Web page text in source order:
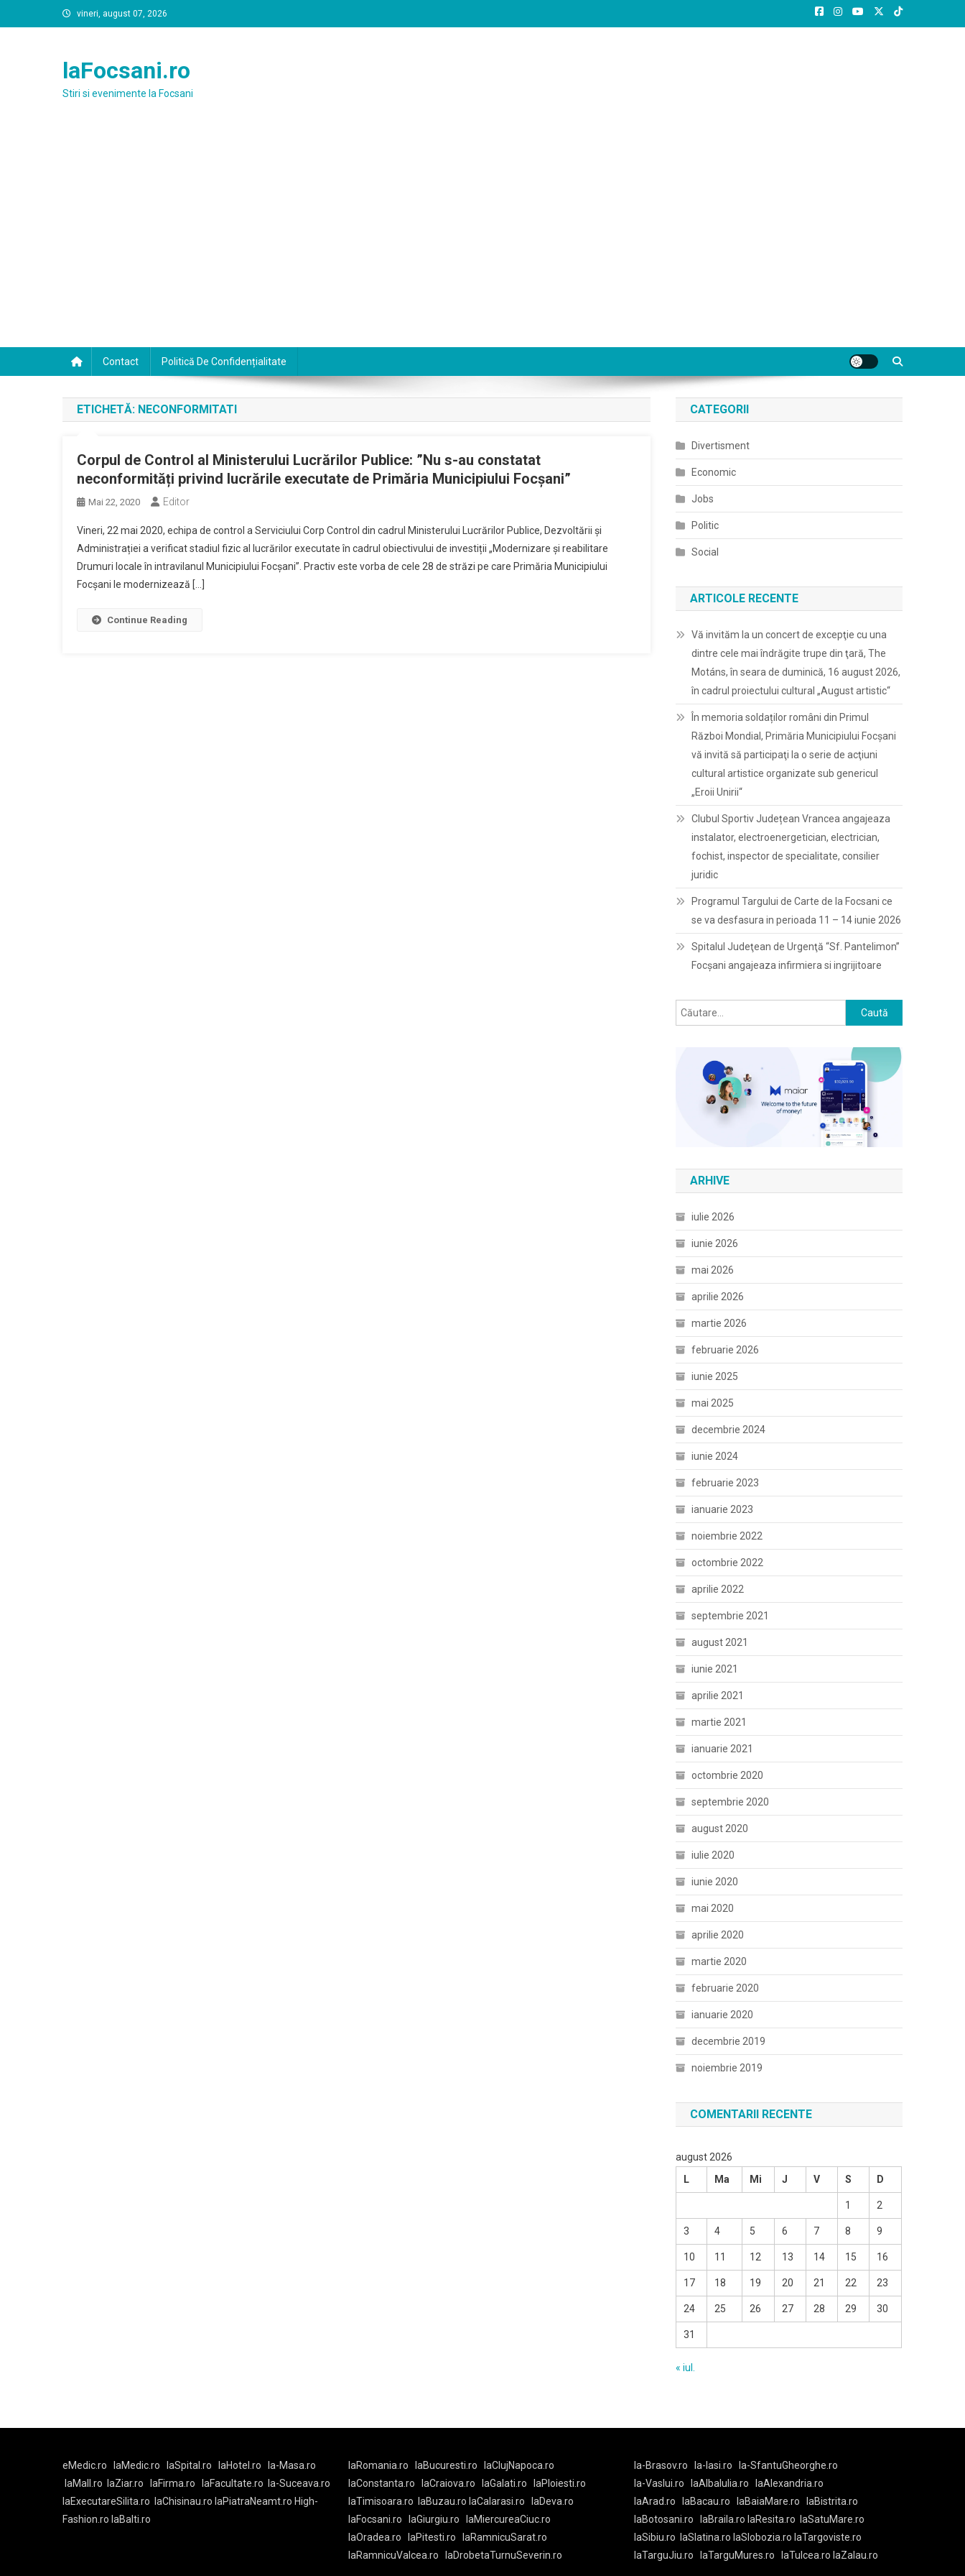
to
vineri, august 07, 2026
laFocsani.ro
Stiri si evenimente la Focsani
Contact Politică De Confidențialitate
ETICHETĂ: NECONFORMITATI
Corpul de Control al Ministerului Lucrărilor Publice: ”Nu s-au constatat
neconformități privind lucrările executate de Primăria Municipiului Focșani”
Mai 22, 2020 Editor
Vineri, 22 mai 2020, echipa de control a Serviciului Corp Control din cadrul Ministerului Lucrărilor Publice, Dezvoltării și
Administrației a verificat stadiul fizic al lucrărilor executate în cadrul obiectivului de investiții „Modernizare și reabilitare
Drumuri locale în intravilanul Municipiului Focșani”. Practiv este vorba de cele 28 de străzi pe care Primăria Municipiului
Focșani le modernizează […]
Continue Reading
CATEGORII
Divertisment
Economic
Jobs
Politic
Social
ARTICOLE RECENTE
Vă invităm la un concert de excepţie cu una
dintre cele mai îndrăgite trupe din ţară, The
Motáns, în seara de duminică, 16 august 2026,
în cadrul proiectului cultural „August artistic“
În memoria soldaților români din Primul
Război Mondial, Primăria Municipiului Focșani
vă invită să participaţi la o serie de acţiuni
cultural artistice organizate sub genericul
„Eroii Unirii“
Clubul Sportiv Județean Vrancea angajeaza
instalator, electroenergetician, electrician,
fochist, inspector de specialitate, consilier
juridic
Programul Targului de Carte de la Focsani ce
se va desfasura in perioada 11 – 14 iunie 2026
Spitalul Judeţean de Urgenţă “Sf. Pantelimon”
Focşani angajeaza infirmiera si ingrijitoare
Caută
după:
ARHIVE
iulie 2026
iunie 2026
mai 2026
aprilie 2026
martie 2026
februarie 2026
iunie 2025
mai 2025
decembrie 2024
iunie 2024
februarie 2023
ianuarie 2023
noiembrie 2022
octombrie 2022
aprilie 2022
septembrie 2021
august 2021
iunie 2021
aprilie 2021
martie 2021
ianuarie 2021
octombrie 2020
septembrie 2020
august 2020
iulie 2020
iunie 2020
mai 2020
aprilie 2020
martie 2020
februarie 2020
ianuarie 2020
decembrie 2019
noiembrie 2019
COMENTARII RECENTE
august 2026
L
Ma Mi J V S D
1 2
3 4 5 6 7 8 9
10 11 12 13 14 15 16
17 18 19 20 21 22 23
24 25 26 27 28 29 30
31
« iul.
eMedic.ro laMedic.ro laSpital.ro laHotel.ro
la-Masa.ro
laMall.ro
laZiar.ro laFirma.ro laFacultate.ro
la-Suceava.ro
laExecutareSilita.ro
laChisinau.ro laPiatraNeamt.ro High-
Fashion.ro laBalti.ro
laRomania.ro laBucuresti.ro
laClujNapoca.ro
laConstanta.ro
laCraiova.ro laGalati.ro
laPloiesti.ro
laTimisoara.ro
laBuzau.ro laCalarasi.ro
laDeva.ro
laFocsani.ro
laGiurgiu.ro
laMiercureaCiuc.ro
laOradea.ro
laPitesti.ro
laRamnicuSarat.ro
laRamnicuValcea.ro
laDrobetaTurnuSeverin.ro
la-Brasov.ro la-Iasi.ro
la-SfantuGheorghe.ro
la-Vaslui.ro
laAlbaIulia.ro
laAlexandria.ro
laArad.ro
laBacau.ro laBaiaMare.ro
laBistrita.ro
laBotosani.ro
laBraila.ro laResita.ro
laSatuMare.ro
laSibiu.ro
laSlatina.ro laSlobozia.ro laTargoviste.ro
laTarguJiu.ro
laTarguMures.ro laTulcea.ro laZalau.ro